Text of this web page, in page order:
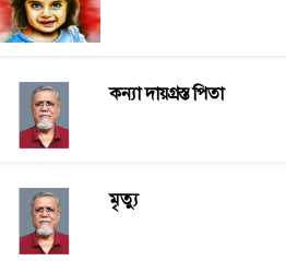
কন্যা দায়গ্রস্ত পিতা
মৃত্যু